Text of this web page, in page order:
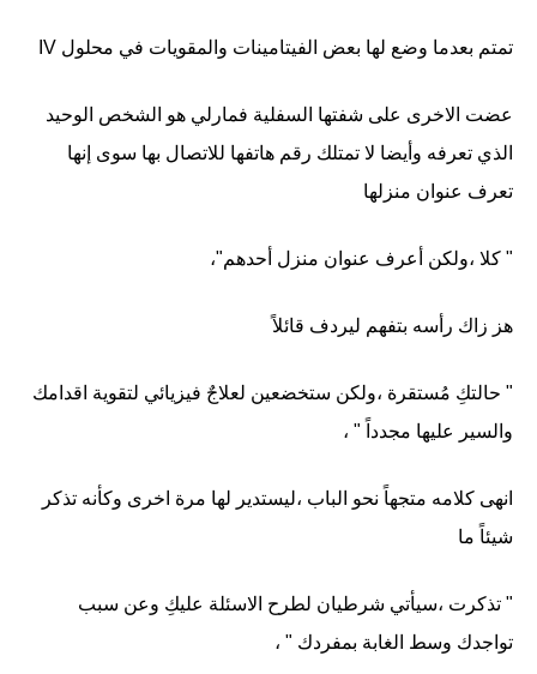
تمتم بعدما وضع لها بعض الفيتامينات والمقويات في محلول IV
عضت الاخرى على شفتها السفلية فمارلي هو الشخص الوحيد
الذي تعرفه وأيضا لا تمتلك رقم هاتفها للاتصال بها سوى إنها
تعرف عنوان منزلها
" كلا ،ولكن أعرف عنوان منزل أحدهم"،
هز زاك رأسه بتفهم ليردف قائلاً
" حالتكِ مُستقرة ،ولكن ستخضعين لعلاجٌ فيزيائي لتقوية اقدامك
والسير عليها مجدداً " ،
انهى كلامه متجهاً نحو الباب ،ليستدير لها مرة اخرى وكأنه تذكر
شيئاً ما
" تذكرت ،سيأتي شرطيان لطرح الاسئلة عليكِ وعن سبب
تواجدك وسط الغابة بمفردك " ،